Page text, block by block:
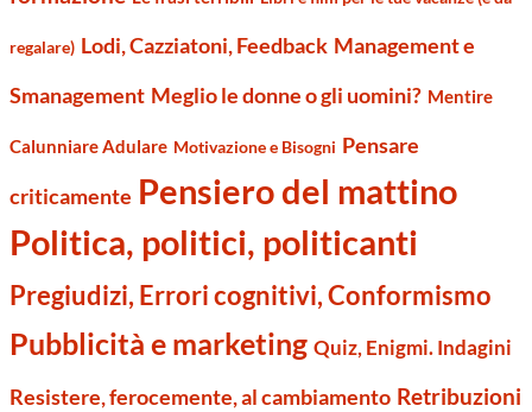
regalare) Lodi, Cazziatoni, Feedback Management e
Smanagement Meglio le donne o gli uomini? Mentire
Calunniare Adulare Motivazione e Bisogni Pensare
criticamente Pensiero del mattino
Politica, politici, politicanti
Pregiudizi, Errori cognitivi, Conformismo
Pubblicità e marketing Quiz, Enigmi. Indagini
Resistere, ferocemente, al cambiamento Retribuzioni